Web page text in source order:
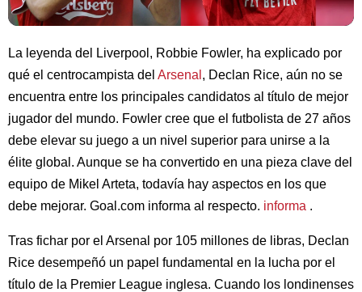
La leyenda del Liverpool, Robbie Fowler, ha explicado por
qué el centrocampista del Arsenal , Declan Rice, aún no se
encuentra entre los principales candidatos al título de mejor
jugador del mundo. Fowler cree que el futbolista de 27 años
debe elevar su juego a un nivel superior para unirse a la
élite global. Aunque se ha convertido en una pieza clave del
equipo de Mikel Arteta, todavía hay aspectos en los que
debe mejorar. Goal.com informa al respecto. informa .
Tras fichar por el Arsenal por 105 millones de libras, Declan
Rice desempeñó un papel fundamental en la lucha por el
título de la Premier League inglesa. Cuando los londinenses